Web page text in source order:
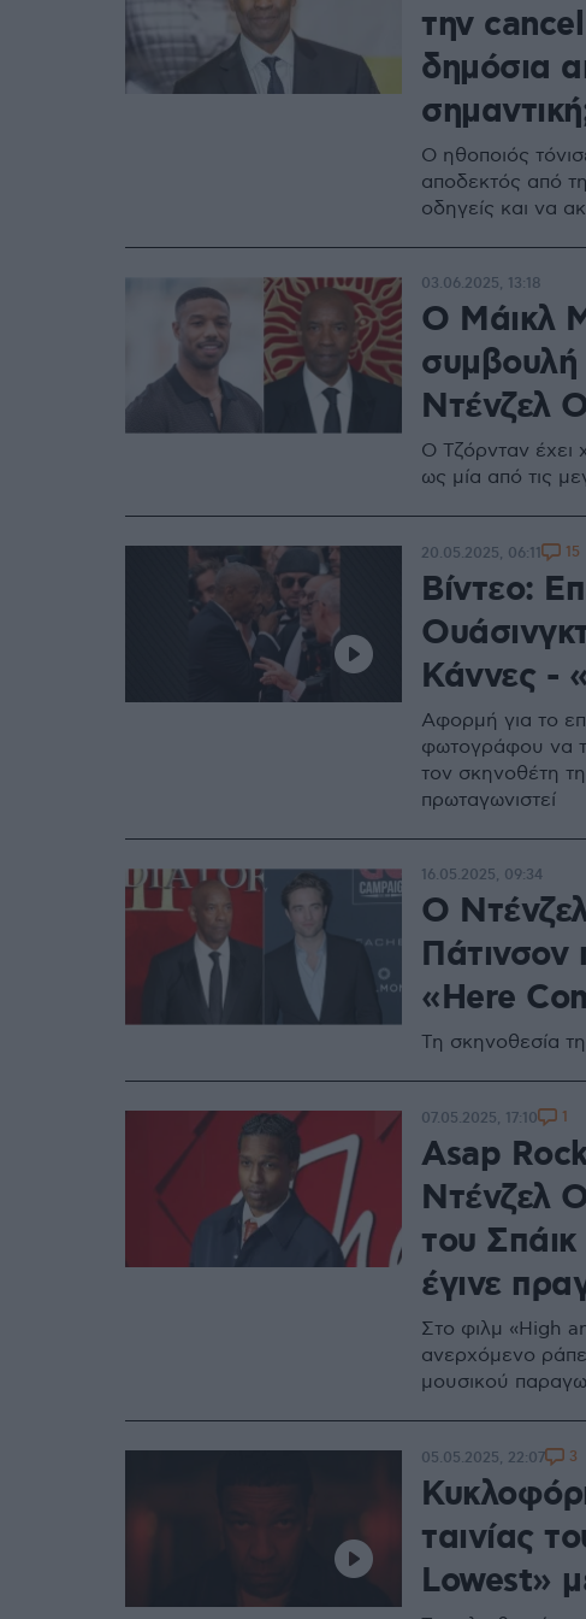
την
δημόσια
Ο ηθοποιός
αποδεκτός από
οδηγείς και να
Ο Μάικλ
συμβουλή
Ντένζελ
O Τζόρνταν
ως μία από τις
03.06.2025, 13:18
Βίντεο:
Κάννες -
Αφορμή για το
φωτογράφου να
τον σκηνοθέτη
πρωταγωνιστεί
20.05.2025, 06:11 15
Ο
Πάτινσον
«Here
Τη σκηνοθεσία
16.05.2025, 09:34
Asap
Ντένζελ
του
έγινε
Στο φιλμ «High
ανερχόμενο
μουσικού
07.05.2025, 17:10 1
ταινίας
Lowest»
05.05.2025, 22:07 3